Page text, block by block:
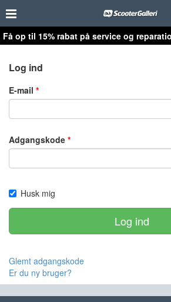
Få op til 15% rabat på service og
Log ind
E-mail
Adgangskode
Husk mig
Log ind
Glemt adgangskode
Er du ny bruger?